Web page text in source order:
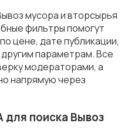
мусора и вторсырья
фильтры помогут
цене, дате публикации,
параметрам. Все
модераторами, а
напрямую через
для поиска Вывоз